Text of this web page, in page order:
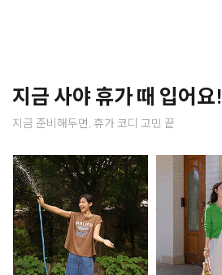
지금 사야 휴가 때 입어요!
지금 준비해두면, 휴가 코디 고민 끝